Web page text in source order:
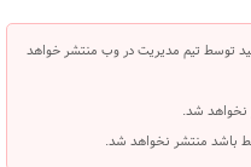
توسط تیم مدیریت در وب منتشر خواهد
نخواهد شد.
باشد منتشر نخواهد شد.